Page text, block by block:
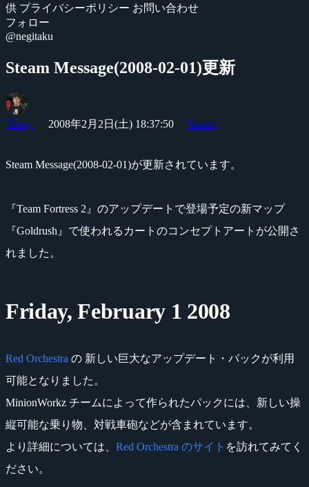
供 プライバシーポリシー お問い合わせ
フォロー
@negitaku
Steam Message(2008-02-01)更新
Yossy 2008年2月2日(土) 18:37:50 Steam
Steam Message(2008-02-01)が更新されています。
『Team Fortress 2』のアップデートで登場予定の新マップ
『Goldrush』で使われるカートのコンセプトアートが公開さ
れました。
Friday, February 1 2008
Red Orchestra の 新しい巨大なアップデート・パックが利用
可能となりました。
MinionWorkz チームによって作られたパックには、新しい操
縦可能な乗り物、対戦車砲などが含まれています。
より詳細については、 Red Orchestra のサイト を訪れてみてく
ださい。